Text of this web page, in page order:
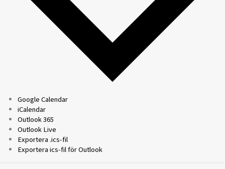
Google Calendar
iCalendar
Outlook 365
Outlook Live
Exportera .ics-fil
Exportera ics-fil för Outlook